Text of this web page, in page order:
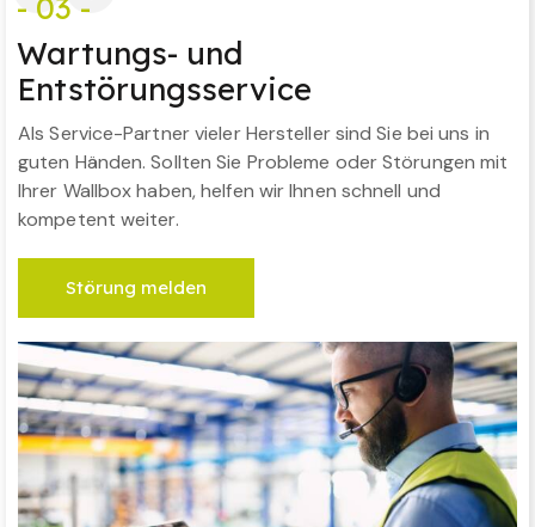
Wartungs- und
Entstörungsservice
Als Service-Partner vieler Hersteller sind Sie bei uns in
guten Händen. Sollten Sie Probleme oder Störungen mit
Ihrer Wallbox haben, helfen wir Ihnen schnell und
kompetent weiter.
Störung melden